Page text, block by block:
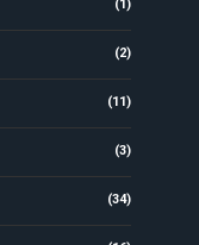
(1)
(2)
(11)
(3)
(34)